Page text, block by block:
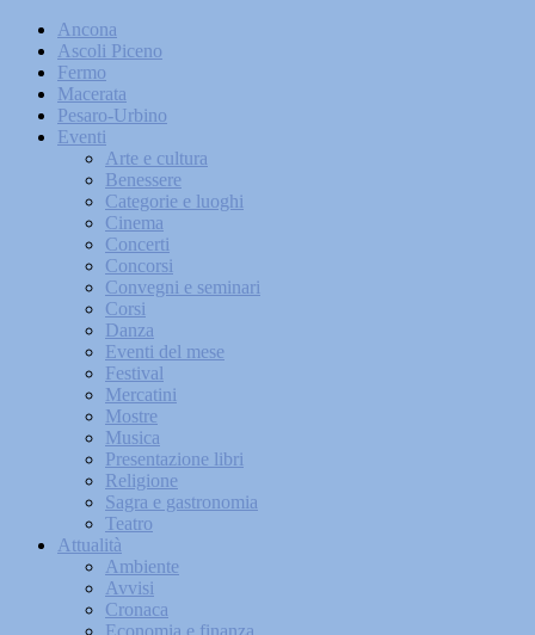
Ancona
Ascoli Piceno
Fermo
Macerata
Pesaro-Urbino
Eventi
Arte e cultura
Benessere
Categorie e luoghi
Cinema
Concerti
Concorsi
Convegni e seminari
Corsi
Danza
Eventi del mese
Festival
Mercatini
Mostre
Musica
Presentazione libri
Religione
Sagra e gastronomia
Teatro
Attualità
Ambiente
Avvisi
Cronaca
Economia e finanza